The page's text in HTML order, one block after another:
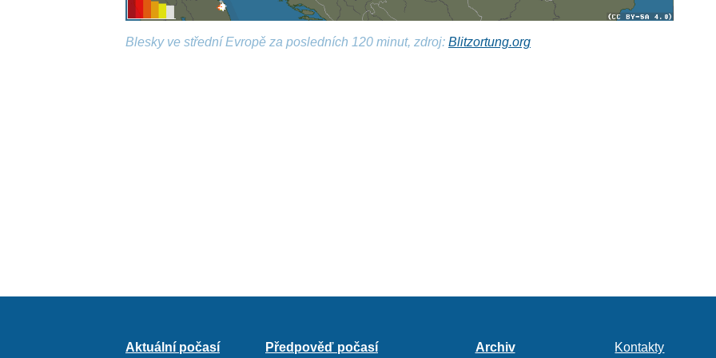
Blesky ve střední Evropě za posledních 120 minut, zdroj:Blitzortung.org
Aktuální počasí Předpověď počasí Archiv Kontakty